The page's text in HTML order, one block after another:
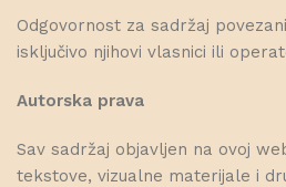
Odgovornost za sadržaj
isključivo njihovi vlasnici ili
Autorska prava
Sav sadržaj objavljen na ovoj
tekstove, vizualne materijale i